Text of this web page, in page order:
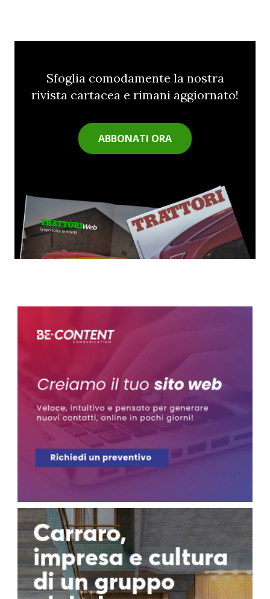
Sfoglia comodamente la nostra
rivista cartacea e rimani aggiornato!
ABBONATI ORA